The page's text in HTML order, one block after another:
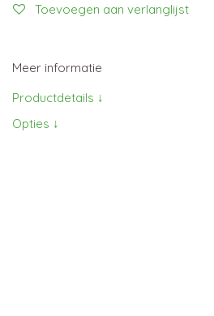
Toevoegen aan verlanglijst
Meer informatie
Productdetails ↓
Opties ↓